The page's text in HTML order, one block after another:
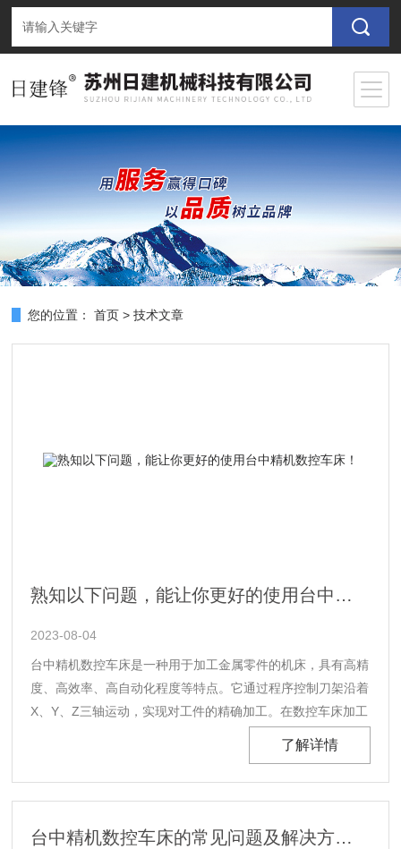
您的位置： 首页 >技术文章
熟知以下问题，能让你更好的使用台中精机数控车床！
2023-08-04
台中精机数控车床是一种用于加工金属零件的机床，具有高精
度、高效率、高自动化程度等特点。它通过程序控制刀架沿着
X、Y、Z三轴运动，实现对工件的精确加工。在数控车床加工
过程中，需要编写数控程序并输入到机床控制系统中。数控程
控制等内容。程序编写完成后，可通过U盘、网络等方式传输
到数控机床上，并进行调试和加工操作......
了解详情
台中精机数控车床的常见问题及解决方法如下